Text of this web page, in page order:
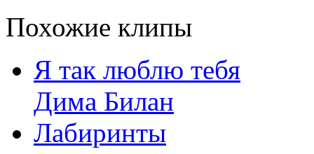
Похожие клипы
Я так люблю тебя
Дима Билан
Лабиринты